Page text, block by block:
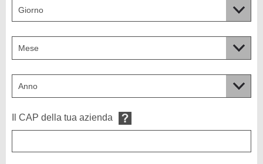
Il CAP della tua azienda